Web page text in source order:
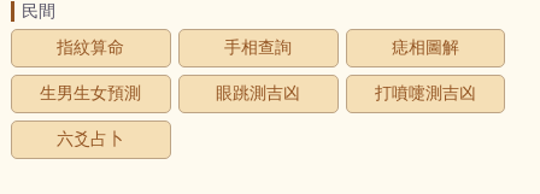
民間
指紋算命
手相查詢 痣相圖解
生男生女預測 眼跳測吉凶 打噴嚏測吉凶
六爻占卜